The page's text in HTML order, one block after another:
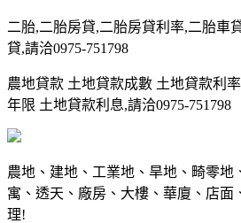
二胎,二胎房貸,二胎房貸利率,二胎車
貸,請洽0975-751798
農地貸款 土地貸款成數 土地貸款利
年限 土地貸款利息,請洽0975-751798
農地、建地、工業地、旱地、畸零地
寓、透天、廠房、大樓、華廈、店面
理!